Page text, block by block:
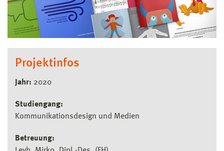
Projektinfos
Jahr: 2020
Studiengang:
Kommunikationsdesign und Medien
Betreuung: